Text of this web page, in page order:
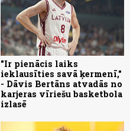
"Ir pienācis laiks
ieklausīties savā ķermenī,"
- Dāvis Bertāns atvadās no
karjeras vīriešu basketbola
izlasē